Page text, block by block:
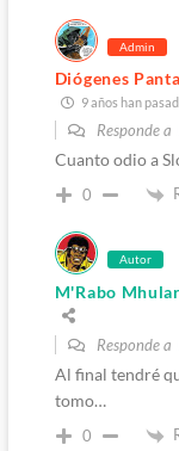
Admin
Diógenes
9 años han
Responde a
Cuanto odio a
0
Autor
M'Rabo
Responde a
Al final tendré
tomo…
0